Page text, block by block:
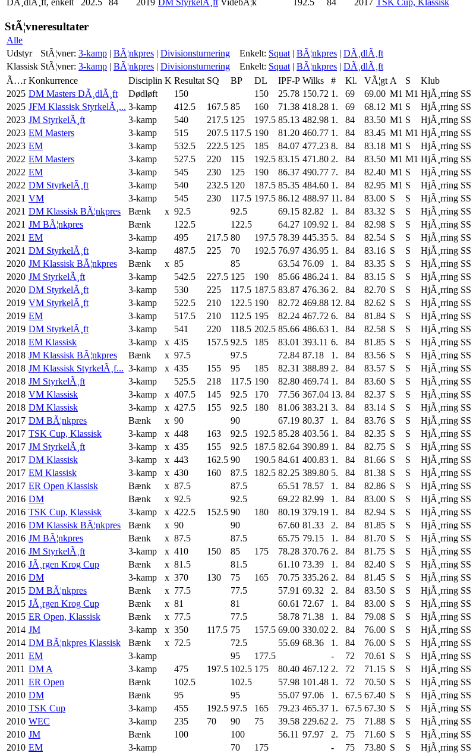
DÃ¸dlÃ¸ft, enkelt 202.5 84 2019 DM StyrkelÃ¸ft VidebÃ¦k 192.5 84 2017 TSK Cup, Klassisk
StÃ¦vneresultater
Alle
Udstyr
StÃ¦vner: 3-kamp | BÃ¦nkpres | Divisionsturnering Enkelt: Squat | BÃ¦nkpres | DÃ¸dlÃ¸ft
Klassisk StÃ¦vner: 3-kamp | BÃ¦nkpres | Divisionsturnering Enkelt: Squat | BÃ¦nkpres | DÃ¸dlÃ¸ft
Ã…r Konkurrence Disciplin K Resultat SQ BP DL IPF-P Wilks # Kl. VÃ¦gt A S Klub
2025 DM Masters DÃ¸dlÃ¸ft Dødløft 150 150 25.78 150.72 1. 69 69.00 M1 M1 HjÃ¸rring SS
2025 JFM Klassisk StyrkelÃ¸... 3-kamp 412.5 167.5 85 160 71.38 418.28 1. 69 68.12 M1 S
HjÃ¸rring SS
2023 JM StyrkelÃ¸ft 3-kamp 540 217.5 125 197.5 85.13 482.98 1. 84 83.50 M1 S
HjÃ¸rring SS
2023 EM Masters 3-kamp 515 207.5 117.5 190 81.20 460.77 1. 84 83.45 M1 M1 HjÃ¸rring SS
2023 EM 3-kamp 532.5 222.5 125 185 84.07 477.23 8. 84 83.18 M1 S
HjÃ¸rring SS
2022 EM Masters 3-kamp 527.5 220 115 192.5 83.15 471.80 2. 84 83.50 M1 M1 HjÃ¸rring SS
2022 EM 3-kamp 545 230 125 190 86.37 490.77 7. 84 82.40 M1 S HjÃ¸rring SS
2022 DM StyrkelÃ¸ft 3-kamp 540 232.5 120 187.5 85.35 484.60 1. 84 82.95 M1 S HjÃ¸rring SS
2021 VM 3-kamp 545 230 117.5 197.5 86.12 488.97 11. 84 83.00 S S HjÃ¸rring SS
2021 DM Klassisk BÃ¦nkpres Bænk x 92.5 92.5 69.15 82.82 1. 84 83.32 S S
HjÃ¸rring SS
2021 JM BÃ¦nkpres Bænk 122.5 122.5 64.27 109.92 1. 84 82.98 S S
HjÃ¸rring SS
2021 EM 3-kamp 495 217.5 80 197.5 78.39 445.35 5. 84 82.54 S S
HjÃ¸rring SS
2021 DM StyrkelÃ¸ft 3-kamp 487.5 225 70 192.5 76.97 436.95 1. 84 83.16 S S
HjÃ¸rring SS
2020 JM Klassisk BÃ¦nkpres Bænk x 85 85 63.54 76.09 1. 84 83.35 S S
HjÃ¸rring SS
2020 JM StyrkelÃ¸ft 3-kamp 542.5 227.5 125 190 85.66 486.24 1. 84 83.15 S S HjÃ¸rring SS
2020 DM StyrkelÃ¸ft 3-kamp 530 225 117.5 187.5 83.87 476.36 2. 84 82.70 S S HjÃ¸rring SS
2019 VM StyrkelÃ¸ft 3-kamp 522.5 210 122.5 190 82.72 469.88 12. 84 82.62 S S
HjÃ¸rring SS
2019 EM 3-kamp 517.5 210 112.5 195 82.24 467.72 6. 84 81.84 S S
HjÃ¸rring SS
2019 DM StyrkelÃ¸ft 3-kamp 541 220 118.5 202.5 85.66 486.63 1. 84 82.58 S S HjÃ¸rring SS
2018 EM Klassisk 3-kamp x 435 157.5 92.5 185 83.01 393.11 6. 84 81.85 S S
HjÃ¸rring SS
2018 JM Klassisk BÃ¦nkpres Bænk x 97.5 97.5 72.84 87.18 1. 84 83.56 S S
HjÃ¸rring SS
2018 JM Klassisk StyrkelÃ¸f... 3-kamp x 435 155 95 185 82.31 388.89 2. 84 83.57 S S
HjÃ¸rring SS
2018 JM StyrkelÃ¸ft 3-kamp 525.5 218 117.5 190 82.80 469.74 1. 84 83.60 S S HjÃ¸rring SS
2018 VM Klassisk 3-kamp x 407.5 145 92.5 170 77.56 367.04 13. 84 82.37 S S
HjÃ¸rring SS
2018 DM Klassisk 3-kamp x 427.5 155 92.5 180 81.06 383.21 3. 84 83.14 S S
HjÃ¸rring SS
2017 DM BÃ¦nkpres Bænk x 90 90 67.19 80.37 1. 84 83.76 S S
HjÃ¸rring SS
2017 TSK Cup, Klassisk 3-kamp x 448 163 92.5 192.5 85.28 403.56 1. 84 82.35 S S HjÃ¸rring SS
2017 JM StyrkelÃ¸ft 3-kamp x 435 155 92.5 187.5 82.64 390.89 1. 84 82.75 S S
HjÃ¸rring SS
2017 DM Klassisk 3-kamp x 443 162.5 90 190.5 84.61 400.83 1. 84 81.66 S S HjÃ¸rring SS
2017 EM Klassisk 3-kamp x 430 160 87.5 182.5 82.25 389.80 5. 84 81.38 S S HjÃ¸rring SS
2017 ER Open Klassisk Bænk x 87.5 87.5 65.51 78.57 1. 84 82.86 S S
HjÃ¸rring SS
2016 DM Bænk x 92.5 92.5 69.22 82.99 1. 84 83.00 S S
HjÃ¸rring SS
2016 TSK Cup, Klassisk 3-kamp x 422.5 152.5 90 180 80.19 379.19 1. 84 82.94 S S HjÃ¸rring SS
2016 DM Klassisk BÃ¦nkpres Bænk x 90 90 67.60 81.33 2. 84 81.85 S S
HjÃ¸rring SS
2016 JM BÃ¦nkpres Bænk x 87.5 87.5 65.75 79.15 1. 84 81.70 S S HjÃ¸rring SS
2016 JM StyrkelÃ¸ft 3-kamp x 410 150 85 175 78.28 370.76 2. 84 81.75 S S HjÃ¸rring SS
2016 JÃ¸rgen Krog Cup Bænk x 81.5 81.5 61.10 73.39 1. 84 82.40 S S HjÃ¸rring SS
2016 DM 3-kamp x 370 130 75 165 70.75 335.26 2. 84 81.45 S S HjÃ¸rring SS
2015 DM BÃ¦nkpres Bænk x 77.5 77.5 57.91 69.32 2. 84 83.50 S S
HjÃ¸rring SS
2015 JÃ¸rgen Krog Cup Bænk x 81 81 60.61 72.67 1. 84 83.00 S S HjÃ¸rring SS
2015 ER Open, Klassisk Bænk x 77.5 77.5 58.78 71.38 1. 84 79.08 S S
HjÃ¸rring SS
2014 JM 3-kamp x 350 117.5 75 157.5 69.00 330.02 2. 84 76.00 S S HjÃ¸rring SS
2014 DM BÃ¦nkpres Klassisk Bænk x 72.5 72.5 55.69 68.36 1. 84 76.00 S S
HjÃ¸rring SS
2011 EM 3-kamp 95 177.5 - 72 70.61 S S
HjÃ¸rring SS
2011 DM A 3-kamp 475 197.5 102.5 175 80.40 467.12 2. 72 71.15 S S HjÃ¸rring SS
2011 ER Open Bænk 102.5 102.5 57.98 101.48 1. 72 70.50 S S
HjÃ¸rring SS
2010 DM Bænk 95 95 55.07 97.06 1. 67.5 67.40 S S
HjÃ¸rring SS
2010 TSK Cup 3-kamp 455 192.5 97.5 165 79.23 465.37 1. 67.5 67.30 S S HjÃ¸rring SS
2010 WEC 3-kamp 235 70 90 75 39.58 229.62 2. 75 71.88 S S
HjÃ¸rring SS
2010 JM Bænk 100 100 56.11 97.97 2. 75 71.60 S S
HjÃ¸rring SS
2010 EM 3-kamp 70 175 - 75 73.80 S S
HjÃ¸rring SS